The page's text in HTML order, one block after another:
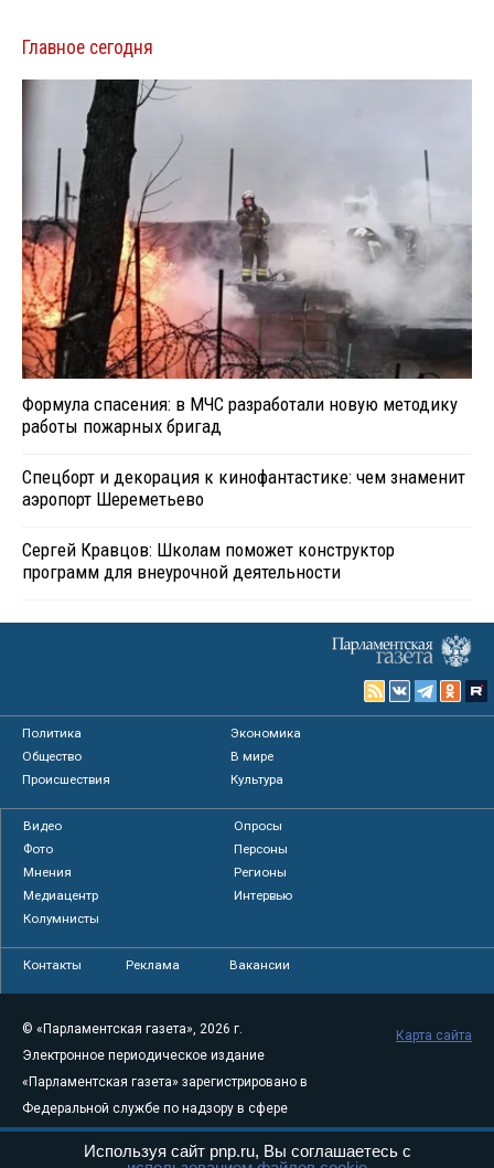
Главное сегодня
Формула спасения: в МЧС разработали новую методику
работы пожарных бригад
Спецборт и декорация к кинофантастике: чем знаменит
аэропорт Шереметьево
Сергей Кравцов: Школам поможет конструктор
программ для внеурочной деятельности
Политика
Экономика
Общество
В мире
Происшествия
Культура
Видео
Опросы
Фото
Персоны
Мнения
Регионы
Медиацентр
Интервью
Колумнисты
Контакты Реклама Вакансии
© «Парламентская газета», 2026 г.
Электронное периодическое издание
«Парламентская газета» зарегистрировано в
Федеральной службе по надзору в сфере
связи, информационных технологий и
массовых коммуникаций (Роскомнадзор) 05
Карта сайта
Используя сайт pnp.ru, Вы соглашаетесь с